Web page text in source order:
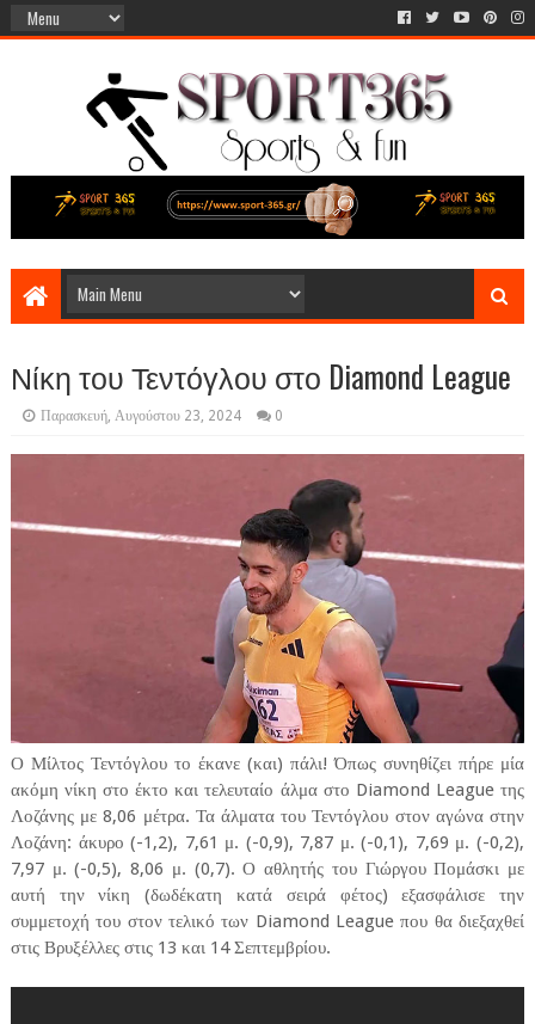
Νίκη του Τεντόγλου στο Diamond League
Παρασκευή, Αυγούστου 23, 2024 0
Ο Μίλτος Τεντόγλου το έκανε (και) πάλι! Όπως συνηθίζει πήρε μία
ακόμη νίκη στο έκτο και τελευταίο άλμα στο Diamond League της
Λοζάνης με 8,06 μέτρα. Τα άλματα του Τεντόγλου στον αγώνα στην
Λοζάνη: άκυρο (-1,2), 7,61 μ. (-0,9), 7,87 μ. (-0,1), 7,69 μ. (-0,2),
7,97 μ. (-0,5), 8,06 μ. (0,7). Ο αθλητής του Γιώργου Πομάσκι με
αυτή την νίκη (δωδέκατη κατά σειρά φέτος) εξασφάλισε την
συμμετοχή του στον τελικό των Diamond League που θα διεξαχθεί
στις Βρυξέλλες στις 13 και 14 Σεπτεμβρίου.